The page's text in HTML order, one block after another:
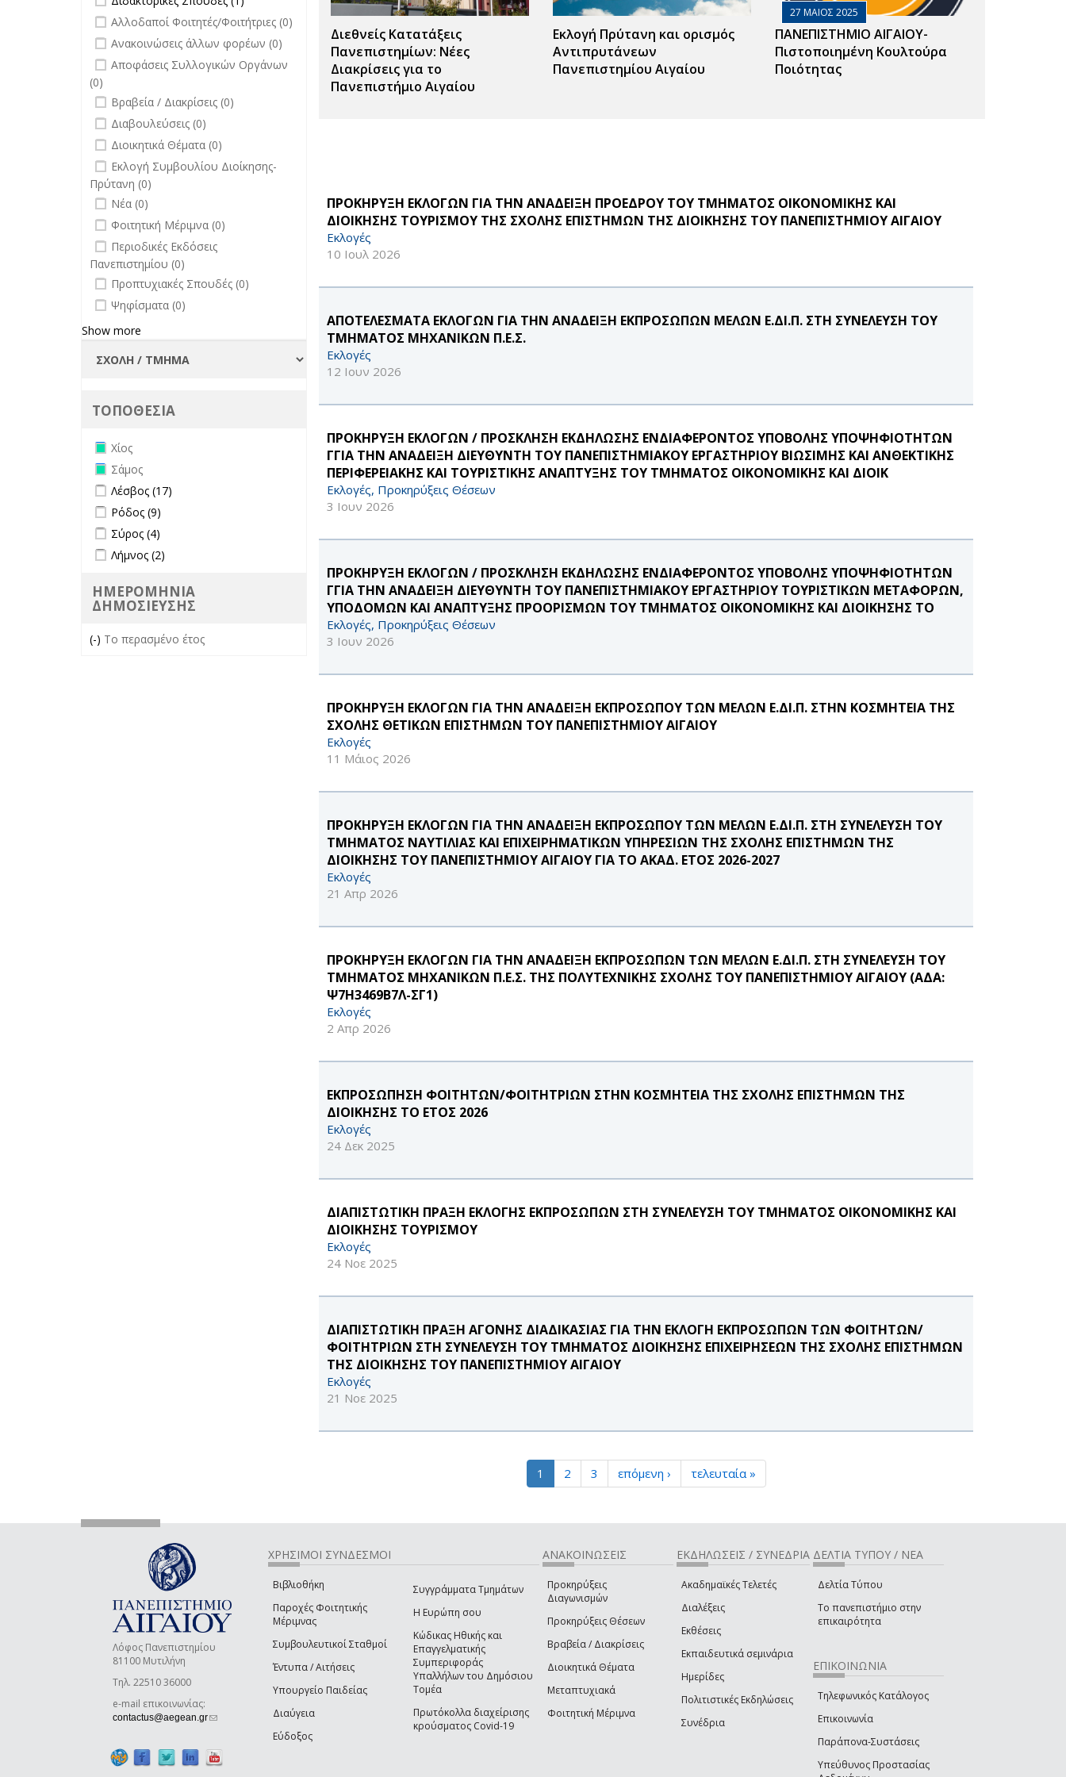
Διεθνείς Κατατάξεις
Πανεπιστημίων: Νέες
Διακρίσεις για το
Πανεπιστήμιο Αιγαίου
Εκλογή Πρύτανη και ορισμός
Αντιπρυτάνεων
Πανεπιστημίου Αιγαίου
27 ΜΑΙΟΣ 2025
ΠΑΝΕΠΙΣΤΗΜΙΟ ΑΙΓΑΙΟΥ-
Πιστοποιημένη Κουλτούρα
Ποιότητας
ΠΡΟΚΗΡΥΞΗ ΕΚΛΟΓΩΝ ΓΙΑ ΤΗΝ ΑΝΑΔΕΙΞΗ ΠΡΟΕΔΡΟΥ ΤΟΥ ΤΜΗΜΑΤΟΣ ΟΙΚΟΝΟΜΙΚΗΣ ΚΑΙ
ΔΙΟΙΚΗΣΗΣ ΤΟΥΡΙΣΜΟΥ ΤΗΣ ΣΧΟΛΗΣ ΕΠΙΣΤΗΜΩΝ ΤΗΣ ΔΙΟΙΚΗΣΗΣ ΤΟΥ ΠΑΝΕΠΙΣΤΗΜΙΟΥ ΑΙΓΑΙΟΥ
Εκλογές
10 Ιουλ 2026
ΑΠΟΤΕΛΕΣΜΑΤΑ ΕΚΛΟΓΩΝ ΓΙΑ ΤΗΝ ΑΝΑΔΕΙΞΗ ΕΚΠΡΟΣΩΠΩΝ ΜΕΛΩΝ Ε.ΔΙ.Π. ΣΤΗ ΣΥΝΕΛΕΥΣΗ ΤΟΥ
ΤΜΗΜΑΤΟΣ ΜΗΧΑΝΙΚΩΝ Π.Ε.Σ.
Εκλογές
12 Ιουν 2026
ΠΡΟΚΗΡΥΞΗ ΕΚΛΟΓΩΝ / ΠΡΟΣΚΛΗΣΗ ΕΚΔΗΛΩΣΗΣ ΕΝΔΙΑΦΕΡΟΝΤΟΣ ΥΠΟΒΟΛΗΣ ΥΠΟΨΗΦΙΟΤΗΤΩΝ
ΓΓΙΑ ΤΗΝ ΑΝΑΔΕΙΞΗ ΔΙΕΥΘΥΝΤΗ ΤΟΥ ΠΑΝΕΠΙΣΤΗΜΙΑΚΟΥ ΕΡΓΑΣΤΗΡΙΟΥ ΒΙΩΣΙΜΗΣ ΚΑΙ ΑΝΘΕΚΤΙΚΗΣ
ΠΕΡΙΦΕΡΕΙΑΚΗΣ ΚΑΙ ΤΟΥΡΙΣΤΙΚΗΣ ΑΝΑΠΤΥΞΗΣ ΤΟΥ ΤΜΗΜΑΤΟΣ ΟΙΚΟΝΟΜΙΚΗΣ ΚΑΙ ΔΙΟΙΚ
Εκλογές, Προκηρύξεις Θέσεων
3 Ιουν 2026
ΠΡΟΚΗΡΥΞΗ ΕΚΛΟΓΩΝ / ΠΡΟΣΚΛΗΣΗ ΕΚΔΗΛΩΣΗΣ ΕΝΔΙΑΦΕΡΟΝΤΟΣ ΥΠΟΒΟΛΗΣ ΥΠΟΨΗΦΙΟΤΗΤΩΝ
ΓΓΙΑ ΤΗΝ ΑΝΑΔΕΙΞΗ ΔΙΕΥΘΥΝΤΗ ΤΟΥ ΠΑΝΕΠΙΣΤΗΜΙΑΚΟΥ ΕΡΓΑΣΤΗΡΙΟΥ ΤΟΥΡΙΣΤΙΚΩΝ ΜΕΤΑΦΟΡΩΝ,
ΥΠΟΔΟΜΩΝ ΚΑΙ ΑΝΑΠΤΥΞΗΣ ΠΡΟΟΡΙΣΜΩΝ ΤΟΥ ΤΜΗΜΑΤΟΣ ΟΙΚΟΝΟΜΙΚΗΣ ΚΑΙ ΔΙΟΙΚΗΣΗΣ ΤΟ
Εκλογές, Προκηρύξεις Θέσεων
3 Ιουν 2026
ΠΡΟΚΗΡΥΞΗ ΕΚΛΟΓΩΝ ΓΙΑ ΤΗΝ ΑΝΑΔΕΙΞΗ ΕΚΠΡΟΣΩΠΟΥ ΤΩΝ ΜΕΛΩΝ Ε.ΔΙ.Π. ΣΤΗΝ ΚΟΣΜΗΤΕΙΑ ΤΗΣ
ΣΧΟΛΗΣ ΘΕΤΙΚΩΝ ΕΠΙΣΤΗΜΩΝ ΤΟΥ ΠΑΝΕΠΙΣΤΗΜΙΟΥ ΑΙΓΑΙΟΥ
Εκλογές
11 Μάιος 2026
ΠΡΟΚΗΡΥΞΗ ΕΚΛΟΓΩΝ ΓΙΑ ΤΗΝ ΑΝΑΔΕΙΞΗ ΕΚΠΡΟΣΩΠΟΥ ΤΩΝ ΜΕΛΩΝ Ε.ΔΙ.Π. ΣΤΗ ΣΥΝΕΛΕΥΣΗ ΤΟΥ
ΤΜΗΜΑΤΟΣ ΝΑΥΤΙΛΙΑΣ ΚΑΙ ΕΠΙΧΕΙΡΗΜΑΤΙΚΩΝ ΥΠΗΡΕΣΙΩΝ ΤΗΣ ΣΧΟΛΗΣ ΕΠΙΣΤΗΜΩΝ ΤΗΣ
ΔΙΟΙΚΗΣΗΣ ΤΟΥ ΠΑΝΕΠΙΣΤΗΜΙΟΥ ΑΙΓΑΙΟΥ ΓΙΑ ΤΟ ΑΚΑΔ. ΕΤΟΣ 2026-2027
Εκλογές
21 Απρ 2026
ΠΡΟΚΗΡΥΞΗ ΕΚΛΟΓΩΝ ΓΙΑ ΤΗΝ ΑΝΑΔΕΙΞΗ ΕΚΠΡΟΣΩΠΩΝ ΤΩΝ ΜΕΛΩΝ Ε.ΔΙ.Π. ΣΤΗ ΣΥΝΕΛΕΥΣΗ ΤΟΥ
ΤΜΗΜΑΤΟΣ ΜΗΧΑΝΙΚΩΝ Π.Ε.Σ. ΤΗΣ ΠΟΛΥΤΕΧΝΙΚΗΣ ΣΧΟΛΗΣ ΤΟΥ ΠΑΝΕΠΙΣΤΗΜΙΟΥ ΑΙΓΑΙΟΥ (ΑΔΑ:
Ψ7Η3469Β7Λ-ΣΓ1)
Εκλογές
2 Απρ 2026
ΕΚΠΡΟΣΩΠΗΣΗ ΦΟΙΤΗΤΩΝ/ΦΟΙΤΗΤΡΙΩΝ ΣΤΗΝ ΚΟΣΜΗΤΕΙΑ ΤΗΣ ΣΧΟΛΗΣ ΕΠΙΣΤΗΜΩΝ ΤΗΣ
ΔΙΟΙΚΗΣΗΣ ΤΟ ΕΤΟΣ 2026
Εκλογές
24 Δεκ 2025
ΔΙΑΠΙΣΤΩΤΙΚΗ ΠΡΑΞΗ ΕΚΛΟΓΗΣ ΕΚΠΡΟΣΩΠΩΝ ΣΤΗ ΣΥΝΕΛΕΥΣΗ ΤΟΥ ΤΜΗΜΑΤΟΣ ΟΙΚΟΝΟΜΙΚΗΣ ΚΑΙ
ΔΙΟΙΚΗΣΗΣ ΤΟΥΡΙΣΜΟΥ
Εκλογές
24 Νοε 2025
ΔΙΑΠΙΣΤΩΤΙΚΗ ΠΡΑΞΗ ΑΓΟΝΗΣ ΔΙΑΔΙΚΑΣΙΑΣ ΓΙΑ ΤΗΝ ΕΚΛΟΓΗ ΕΚΠΡΟΣΩΠΩΝ ΤΩΝ ΦΟΙΤΗΤΩΝ/
ΦΟΙΤΗΤΡΙΩΝ ΣΤΗ ΣΥΝΕΛΕΥΣΗ ΤΟΥ ΤΜΗΜΑΤΟΣ ΔΙΟΙΚΗΣΗΣ ΕΠΙΧΕΙΡΗΣΕΩΝ ΤΗΣ ΣΧΟΛΗΣ ΕΠΙΣΤΗΜΩΝ
ΤΗΣ ΔΙΟΙΚΗΣΗΣ ΤΟΥ ΠΑΝΕΠΙΣΤΗΜΙΟΥ ΑΙΓΑΙΟΥ
Εκλογές
21 Νοε 2025
1 2 3 επόμενη › τελευταία »
Σπουδές
filter
undefined
Αλλοδαποί Φοιτητές/Φοιτήτριες (0)
undefined
Ανακοινώσεις άλλων φορέων (0)
undefined
Αποφάσεις Συλλογικών Οργάνων
(0)
undefined
Βραβεία / Διακρίσεις (0)
undefined
Διαβουλεύσεις (0)
undefined
Διοικητικά Θέματα (0)
undefined
Εκλογή Συμβουλίου Διοίκησης-
Πρύτανη (0)
undefined
Νέα (0)
undefined
Φοιτητική Μέριμνα (0)
undefined
Περιοδικές Εκδόσεις
Πανεπιστημίου (0)
undefined
Προπτυχιακές Σπουδές (0)
undefined
Ψηφίσματα (0)
Show more
ΤΟΠΟΘΕΣΙΑ
Remove Χίος filter
Χίος
Remove Σάμος filter
Σάμος
Apply Λέσβος filter
Λέσβος (17)
Apply Ρόδος filter
Ρόδος (9)
Apply Σύρος filter
Σύρος (4)
Apply Λήμνος filter
Λήμνος (2)
ΗΜΕΡΟΜΗΝΙΑ
ΔΗΜΟΣΙΕΥΣΗΣ
(-) Remove Το περασμένο έτος filter
Το περασμένο έτος
Λόφος Πανεπιστημίου
81100 Μυτιλήνη
Τηλ. 22510 36000
e-mail επικοινωνίας:
contactus@aegean.gr(link sends e-mail)
ΧΡΗΣΙΜΟΙ ΣΥΝΔΕΣΜΟΙ
Βιβλιοθήκη
Παροχές Φοιτητικής
Μέριμνας
Συμβουλευτικοί Σταθμοί
Έντυπα / Αιτήσεις
Υπουργείο Παιδείας
Διαύγεια
Εύδοξος
Συγγράμματα Τμημάτων
Η Ευρώπη σου
Κώδικας Ηθικής και
Επαγγελματικής
Συμπεριφοράς
Υπαλλήλων του Δημόσιου
Τομέα
Πρωτόκολλα διαχείρισης
κρούσματος Covid-19
ΑΝΑΚΟΙΝΩΣΕΙΣ
Προκηρύξεις
Διαγωνισμών
Προκηρύξεις Θέσεων
Βραβεία / Διακρίσεις
Διοικητικά Θέματα
Μεταπτυχιακά
Φοιτητική Μέριμνα
ΕΚΔΗΛΩΣΕΙΣ / ΣΥΝΕΔΡΙΑ
Ακαδημαϊκές Τελετές
Διαλέξεις
Εκθέσεις
Εκπαιδευτικά σεμινάρια
Ημερίδες
Πολιτιστικές Εκδηλώσεις
Συνέδρια
ΔΕΛΤΙΑ ΤΥΠΟΥ / ΝΕΑ
Δελτία Τύπου
Το πανεπιστήμιο στην
επικαιρότητα
ΕΠΙΚΟΙΝΩΝΙΑ
Τηλεφωνικός Κατάλογος
Επικοινωνία
Παράπονα-Συστάσεις
Υπεύθυνος Προστασίας